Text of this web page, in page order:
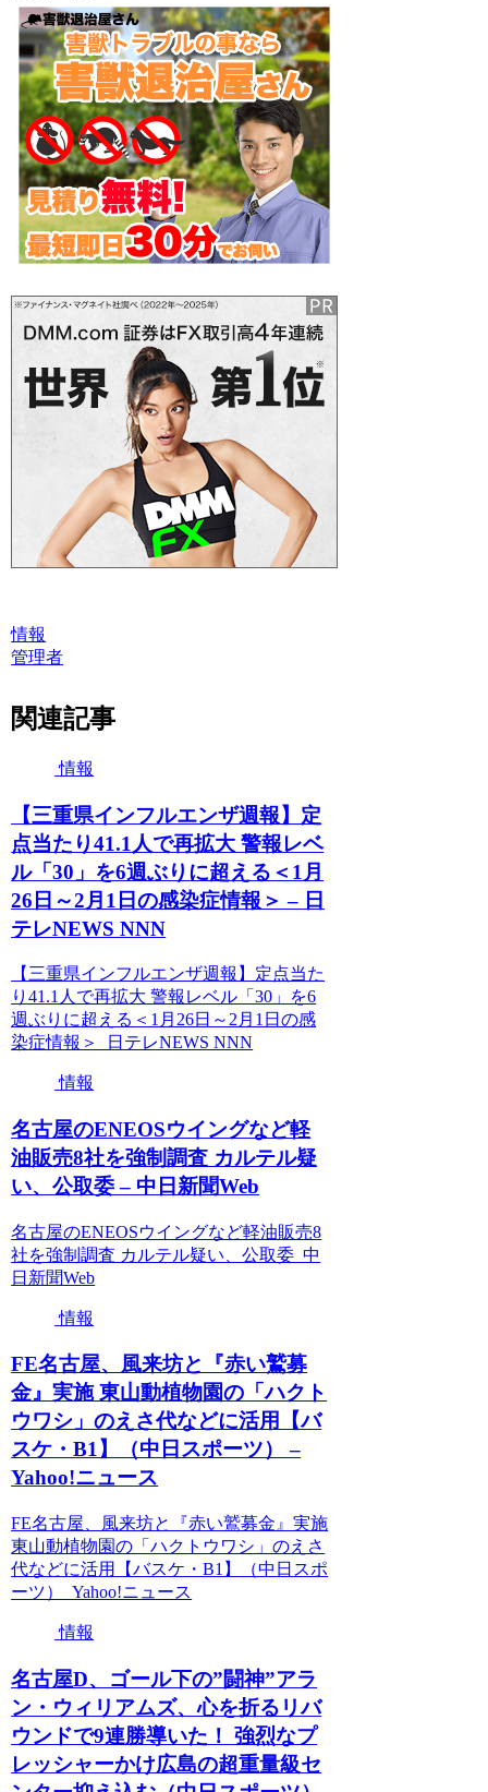
情報
管理者
関連記事
情報
【三重県インフルエンザ週報】定
点当たり41.1人で再拡大 警報レベ
ル「30」を6週ぶりに超える＜1月
26日～2月1日の感染症情報＞ – 日
テレNEWS NNN
【三重県インフルエンザ週報】定点当た
り41.1人で再拡大 警報レベル「30」を6
週ぶりに超える＜1月26日～2月1日の感
染症情報＞ 日テレNEWS NNN
情報
名古屋のENEOSウイングなど軽
油販売8社を強制調査 カルテル疑
い、公取委 – 中日新聞Web
名古屋のENEOSウイングなど軽油販売8
社を強制調査 カルテル疑い、公取委 中
日新聞Web
情報
FE名古屋、風来坊と『赤い鷲募
金』実施 東山動植物園の「ハクト
ウワシ」のえさ代などに活用【バ
スケ・B1】（中日スポーツ） –
Yahoo!ニュース
FE名古屋、風来坊と『赤い鷲募金』実施
東山動植物園の「ハクトウワシ」のえさ
代などに活用【バスケ・B1】（中日スポ
ーツ） Yahoo!ニュース
情報
名古屋D、ゴール下の”闘神”アラ
ン・ウィリアムズ、心を折るリバ
ウンドで9連勝導いた！ 強烈なプ
レッシャーかけ広島の超重量級セ